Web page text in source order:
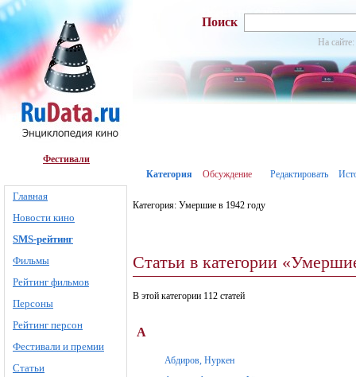
Фестивали
Главная
Новости кино
SMS-рейтинг
Фильмы
Рейтинг фильмов
Персоны
Рейтинг персон
Фестивали и премии
Статьи
Поиск
На
Категория Обсуждение Редактировать
Категория: Умершие в 1942 году
Статьи в категории
В этой категории 112 статей
А
Абдиров, Нуркен